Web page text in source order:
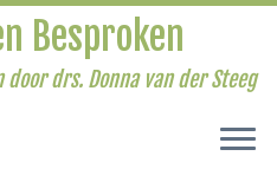
Besproken
drs. Donna van der Steeg